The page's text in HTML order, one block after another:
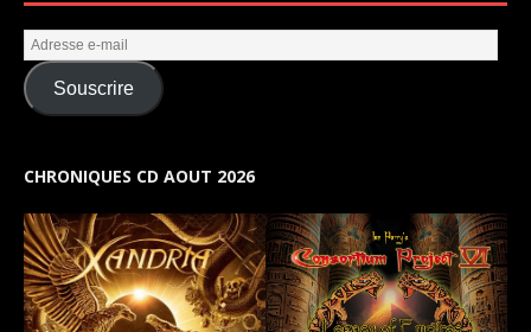
Souscrire
CHRONIQUES CD AOUT 2026